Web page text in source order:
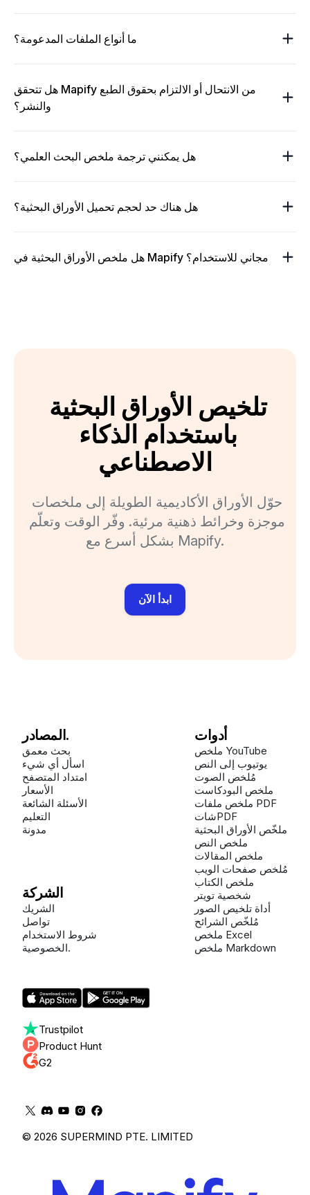
ما أنواع الملفات المدعومة؟
هل تتحقق Mapify من الانتحال أو الالتزام بحقوق الطبع
والنشر؟
هل يمكنني ترجمة ملخص البحث العلمي؟
هل هناك حد لحجم تحميل الأوراق البحثية؟
هل ملخص الأوراق البحثية في Mapify مجاني للاستخدام؟
الاصطناعي
بشكل أسرع مع Mapify.
ابدأ الآن
Trustpilot
Product Hunt
G2
© 2026 SUPERMIND PTE. LIMITED
المصادر.
بحث معمق
اسأل أي شيء
امتداد المتصفح
الأسعار
الأسئلة الشائعة
التعليم
مدونة
الشركة
الشريك
تواصل
شروط الاستخدام
الخصوصية.
أدوات
ملخص YouTube
يوتيوب إلى النص
مُلخص الصوت
ملخص البودكاست
ملخص ملفات PDF
شاتPDF
ملخّص الأوراق البحثية
ملخص النص
ملخص المقالات
مُلخص صفحات الويب
ملخص الكتاب
شخصية تويتر
أداة تلخيص الصور
مُلخّص الشرائح
ملخص Excel
ملخص Markdown